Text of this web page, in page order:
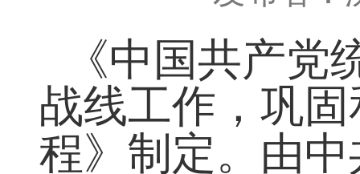
《中国共产
战线工作，巩
程》制定。由